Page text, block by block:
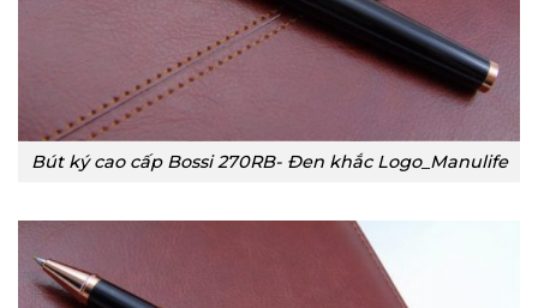
Bút ký cao cấp Bossi 270RB- Đen khắc Logo_Manulife